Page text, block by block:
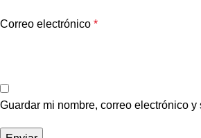
Correo electrónico *
Guardar mi nombre, correo electrónico